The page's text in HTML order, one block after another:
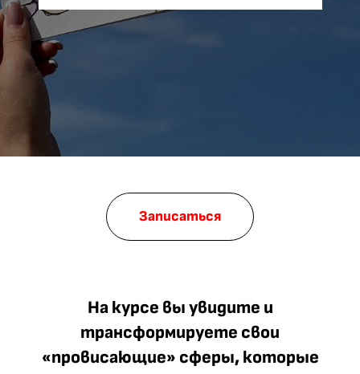
Записаться
На курсе вы увидите и
трансформируете свои
«провисающие» сферы, которые